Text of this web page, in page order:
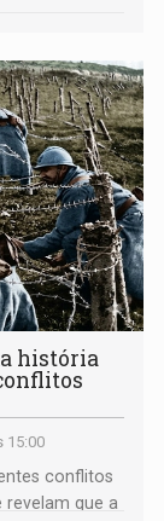
história
15:00
conflitos
que a